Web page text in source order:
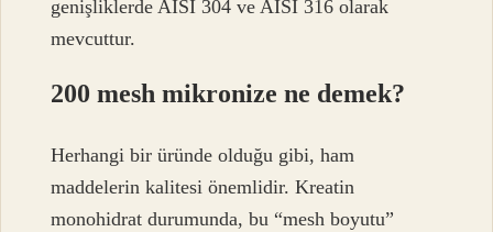
genişliklerde AISI 304 ve AISI 316 olarak
mevcuttur.
200 mesh mikronize ne demek?
Herhangi bir üründe olduğu gibi, ham
maddelerin kalitesi önemlidir. Kreatin
monohidrat durumunda, bu “mesh boyutu”